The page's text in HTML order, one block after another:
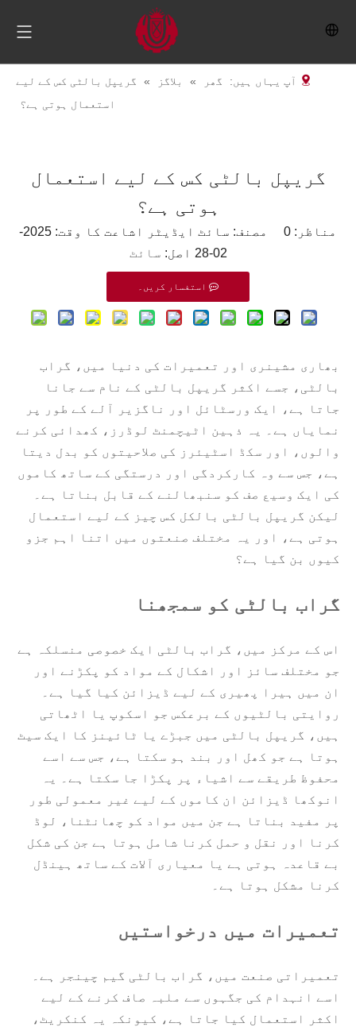
آپ یہاں ہیں: گھر » بلاگز »
گریپل بالٹی کس کے لیے
استعمال ہوتی ہے؟
گریپل بالٹی کس کے لیے استعمال
ہوتی ہے؟
مناظر: 0
مصنف: سائٹ ایڈیٹر اشاعت کا وقت: 2025-
02-28 اصل:
سائٹ
استفسار کریں۔
بھاری مشینری اور تعمیرات کی دنیا میں، گراب
بالٹی، جسے اکثر گریپل بالٹی کے نام سے جانا
جاتا ہے، ایک ورسٹائل اور ناگزیر آلے کے طور پر
نمایاں ہے۔ یہ ذہین اٹیچمنٹ لوڈرز، کھدائی کرنے
والوں، اور سکڈ اسٹیئرز کی صلاحیتوں کو بدل دیتا
ہے، جس سے وہ کارکردگی اور درستگی کے ساتھ کاموں
کی ایک وسیع صف کو سنبھالنے کے قابل بناتا ہے۔
لیکن گریپل بالٹی بالکل کس چیز کے لیے استعمال
ہوتی ہے، اور یہ مختلف صنعتوں میں اتنا اہم جزو
کیوں بن گیا ہے؟
گراب بالٹی کو سمجھنا
اس کے مرکز میں، گراب بالٹی ایک خصوصی منسلکہ ہے
جو مختلف سائز اور اشکال کے مواد کو پکڑنے اور
ان میں ہیرا پھیری کے لیے ڈیزائن کیا گیا ہے۔
روایتی بالٹیوں کے برعکس جو اسکوپ یا اٹھاتی
ہیں، گریپل بالٹی میں جبڑے یا ٹائینز کا ایک سیٹ
ہوتا ہے جو کھل اور بند ہو سکتا ہے، جس سے اسے
محفوظ طریقے سے اشیاء پر پکڑا جا سکتا ہے۔ یہ
انوکھا ڈیزائن ان کاموں کے لیے غیر معمولی طور
پر مفید بناتا ہے جن میں مواد کو چھانٹنا، لوڈ
کرنا اور نقل و حمل کرنا شامل ہوتا ہے جن کی شکل
بے قاعدہ ہوتی ہے یا معیاری آلات کے ساتھ ہینڈل
کرنا مشکل ہوتا ہے۔
تعمیرات میں درخواستیں
تعمیراتی صنعت میں، گراب بالٹی گیم چینجر ہے۔
اسے انہدام کی جگہوں سے ملبہ صاف کرنے کے لیے
اکثر استعمال کیا جاتا ہے، کیونکہ یہ کنکریٹ،